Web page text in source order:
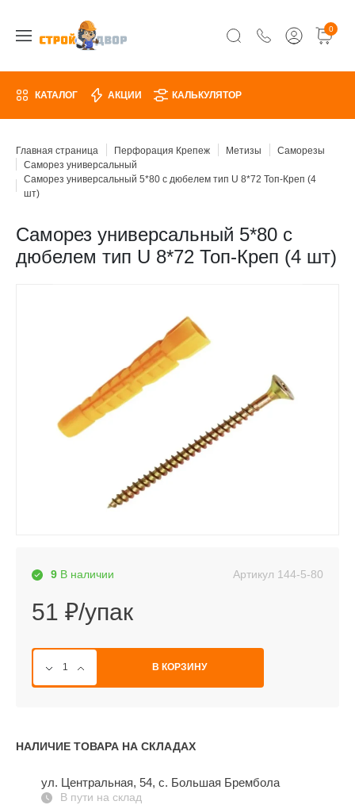
0
КАТАЛОГ АКЦИИ КАЛЬКУЛЯТОР
Главная страница Перфорация Крепеж Метизы
Саморезы
Саморез универсальный
Саморез универсальный 5*80 с дюбелем тип U 8*72 Топ-Креп (4
шт)
Саморез универсальный 5*80 с
дюбелем тип U 8*72 Топ-Креп (4 шт)
9 В наличии Артикул 144-5-80
51 ₽/упак
В КОРЗИНУ
НАЛИЧИЕ ТОВАРА НА СКЛАДАХ
ул. Центральная, 54, c. Большая Брембола
В пути на склад